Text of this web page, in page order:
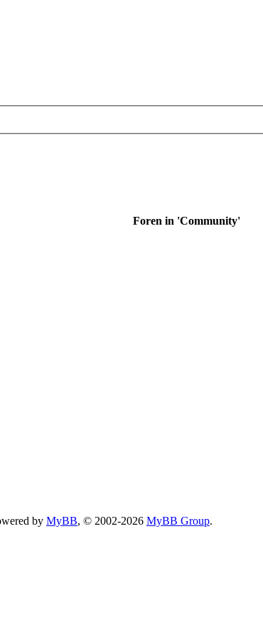
Foren in 'Community'
by MyBB, © 2002-2026 MyBB Group.